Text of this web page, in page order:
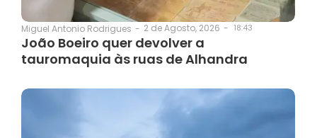
Miguel Antonio Rodrigues - 2 de Agosto, 2026 - 18:43
João Boeiro quer devolver a
tauromaquia às ruas de Alhandra